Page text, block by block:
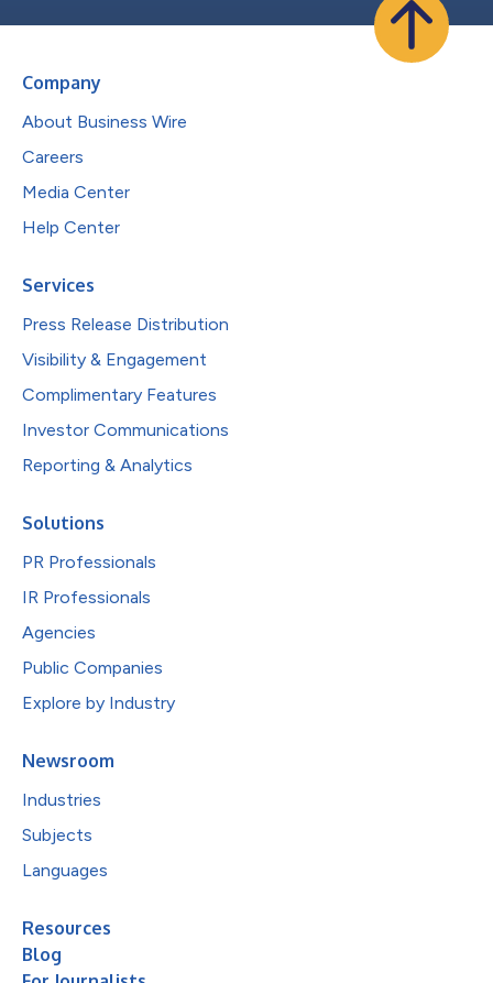
Company
About Business Wire
Careers
Media Center
Help Center
Services
Press Release Distribution
Visibility & Engagement
Complimentary Features
Investor Communications
Reporting & Analytics
Solutions
PR Professionals
IR Professionals
Agencies
Public Companies
Explore by Industry
Newsroom
Industries
Subjects
Languages
Resources
Blog